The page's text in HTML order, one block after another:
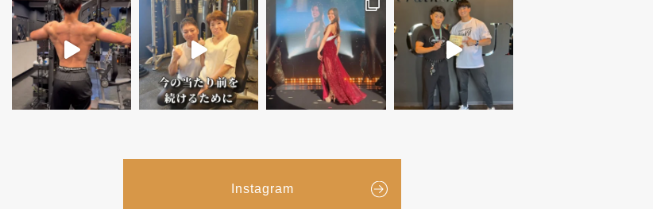
Instagram